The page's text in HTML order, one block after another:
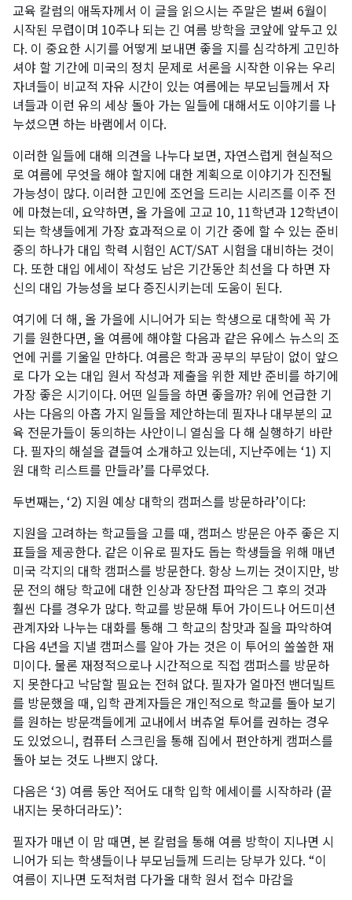
교육 칼럼의 애독자께서 이 글을 읽으시는 주말은 벌써 6월이
시작된 무렵이며 10주나 되는 긴 여름 방학을 코앞에 앞두고 있
다. 이 중요한 시기를 어떻게 보내면 좋을 지를 심각하게 고민하
셔야 할 기간에 미국의 정치 문제로 서론을 시작한 이유는 우리
자녀들이 비교적 자유 시간이 있는 여름에는 부모님들께서 자
녀들과 이런 유의 세상 돌아 가는 일들에 대해서도 이야기를 나
누셨으면 하는 바램에서 이다.
이러한 일들에 대해 의견을 나누다 보면, 자연스럽게 현실적으
로 여름에 무엇을 해야 할지에 대한 계획으로 이야기가 진전될
가능성이 많다. 이러한 고민에 조언을 드리는 시리즈를 이주 전
에 마쳤는데, 요약하면, 올 가을에 고교 10, 11학년과 12학년이
되는 학생들에게 가장 효과적으로 이 기간 중에 할 수 있는 준비
중의 하나가 대입 학력 시험인 ACT/SAT 시험을 대비하는 것이
다. 또한 대입 에세이 작성도 남은 기간동안 최선을 다 하면 자
신의 대입 가능성을 보다 증진시키는데 도움이 된다.
여기에 더 해, 올 가을에 시니어가 되는 학생으로 대학에 꼭 가
기를 원한다면, 올 여름에 해야할 다음과 같은 유에스 뉴스의 조
언에 귀를 기울일 만하다. 여름은 학과 공부의 부담이 없이 앞으
로 다가 오는 대입 원서 작성과 제출을 위한 제반 준비를 하기에
가장 좋은 시기이다. 어떤 일들을 하면 좋을까? 위에 언급한 기
사는 다음의 아홉 가지 일들을 제안하는데 필자나 대부분의 교
육 전문가들이 동의하는 사안이니 열심을 다 해 실행하기 바란
다. 필자의 해설을 곁들여 소개하고 있는데, 지난주에는 ‘1) 지
원 대학 리스트를 만들라’를 다루었다.
두번째는, ‘2) 지원 예상 대학의 캠퍼스를 방문하라’이다:
지원을 고려하는 학교들을 고를 때, 캠퍼스 방문은 아주 좋은 지
표들을 제공한다. 같은 이유로 필자도 돕는 학생들을 위해 매년
미국 각지의 대학 캠퍼스를 방문한다. 항상 느끼는 것이지만, 방
문 전의 해당 학교에 대한 인상과 장단점 파악은 그 후의 것과
훨씬 다를 경우가 많다. 학교를 방문해 투어 가이드나 어드미션
관계자와 나누는 대화를 통해 그 학교의 참맛과 질을 파악하여
다음 4년을 지낼 캠퍼스를 알아 가는 것은 이 투어의 쏠쏠한 재
미이다. 물론 재정적으로나 시간적으로 직접 캠퍼스를 방문하
지 못한다고 낙담할 필요는 전혀 없다. 필자가 얼마전 밴더빌트
를 방문했을 때, 입학 관계자들은 개인적으로 학교를 돌아 보기
를 원하는 방문객들에게 교내에서 버츄얼 투어를 권하는 경우
도 있었으니, 컴퓨터 스크린을 통해 집에서 편안하게 캠퍼스를
돌아 보는 것도 나쁘지 않다.
다음은 ‘3) 여름 동안 적어도 대학 입학 에세이를 시작하라 (끝
내지는 못하더라도)’:
필자가 매년 이 맘 때면, 본 칼럼을 통해 여름 방학이 지나면 시
니어가 되는 학생들이나 부모님들께 드리는 당부가 있다. “이
여름이 지나면 도적처럼 다가올 대학 원서 접수 마감을